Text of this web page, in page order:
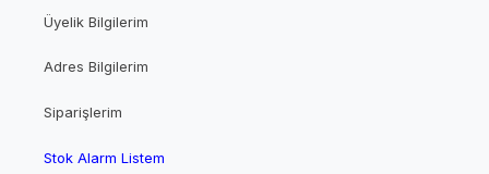
Üyelik Bilgilerim
Adres Bilgilerim
Siparişlerim
Stok Alarm Listem